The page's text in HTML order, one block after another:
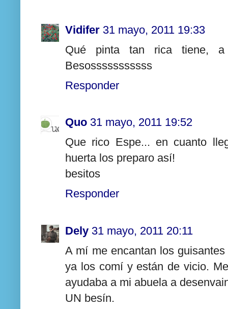
Vidifer 31 mayo, 2011 19:33
Qué pinta tan rica tiene,
Besosssssssssss
Responder
Quo 31 mayo, 2011 19:52
Que rico Espe... en cuanto
huerta los preparo así!
besitos
Responder
Dely 31 mayo, 2011 20:11
A mí me encantan los
ya los comí y están de vicio.
ayudaba a mi abuela a
UN besín.